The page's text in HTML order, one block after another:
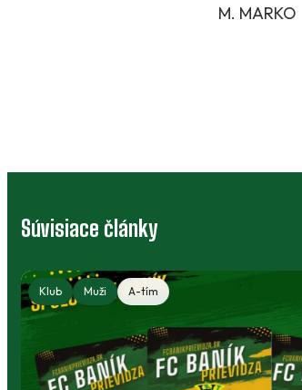
M. MARKO
Súvisiace články
Klubový bazár: výstroj, ktorá
poslúžiť ďalej
Deti rastú, no športové oblečenie